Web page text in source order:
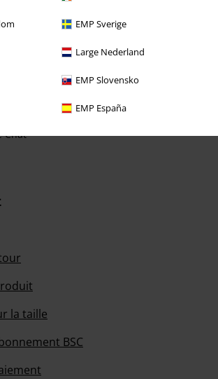
EMP Sverige
Large Nederland
EMP Slovensko
EMP España
est à votre écoute
Chat
la taille
BSC